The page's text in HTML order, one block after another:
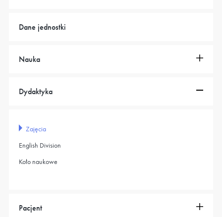
Dane jednostki
Nauka
Dydaktyka
Zajęcia
English Division
Koło naukowe
Pacjent